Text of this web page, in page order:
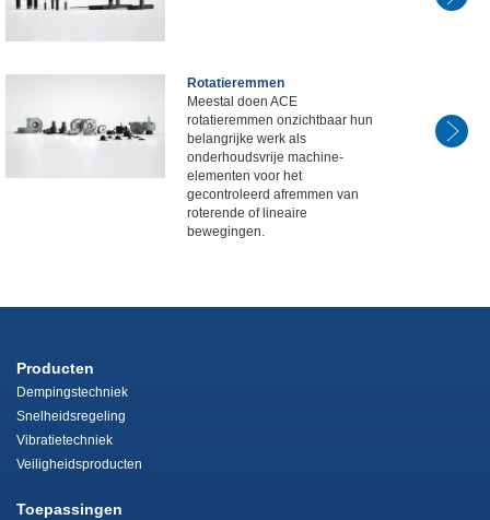
Rotatieremmen
Meestal doen ACE
rotatieremmen onzichtbaar hun
belangrijke werk als
onderhoudsvrije machine-
elementen voor het
gecontroleerd afremmen van
roterende of lineaire
bewegingen.
Producten
Dempingstechniek
Snelheidsregeling
Vibratietechniek
Veiligheidsproducten
Toepassingen